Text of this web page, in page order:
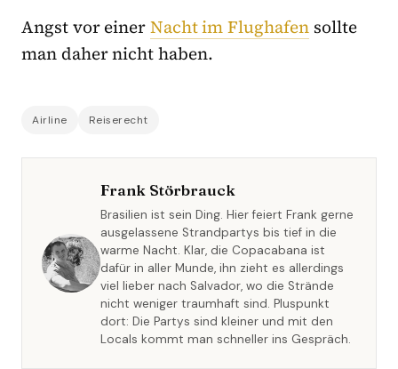
Angst vor einerNacht im Flughafen sollte
man daher nicht haben.
Airline Reiserecht
Frank Störbrauck
Brasilien ist sein Ding. Hier feiert Frank gerne
ausgelassene Strandpartys bis tief in die
warme Nacht. Klar, die Copacabana ist
dafür in aller Munde, ihn zieht es allerdings
viel lieber nach Salvador, wo die Strände
nicht weniger traumhaft sind. Pluspunkt
dort: Die Partys sind kleiner und mit den
Locals kommt man schneller ins Gespräch.